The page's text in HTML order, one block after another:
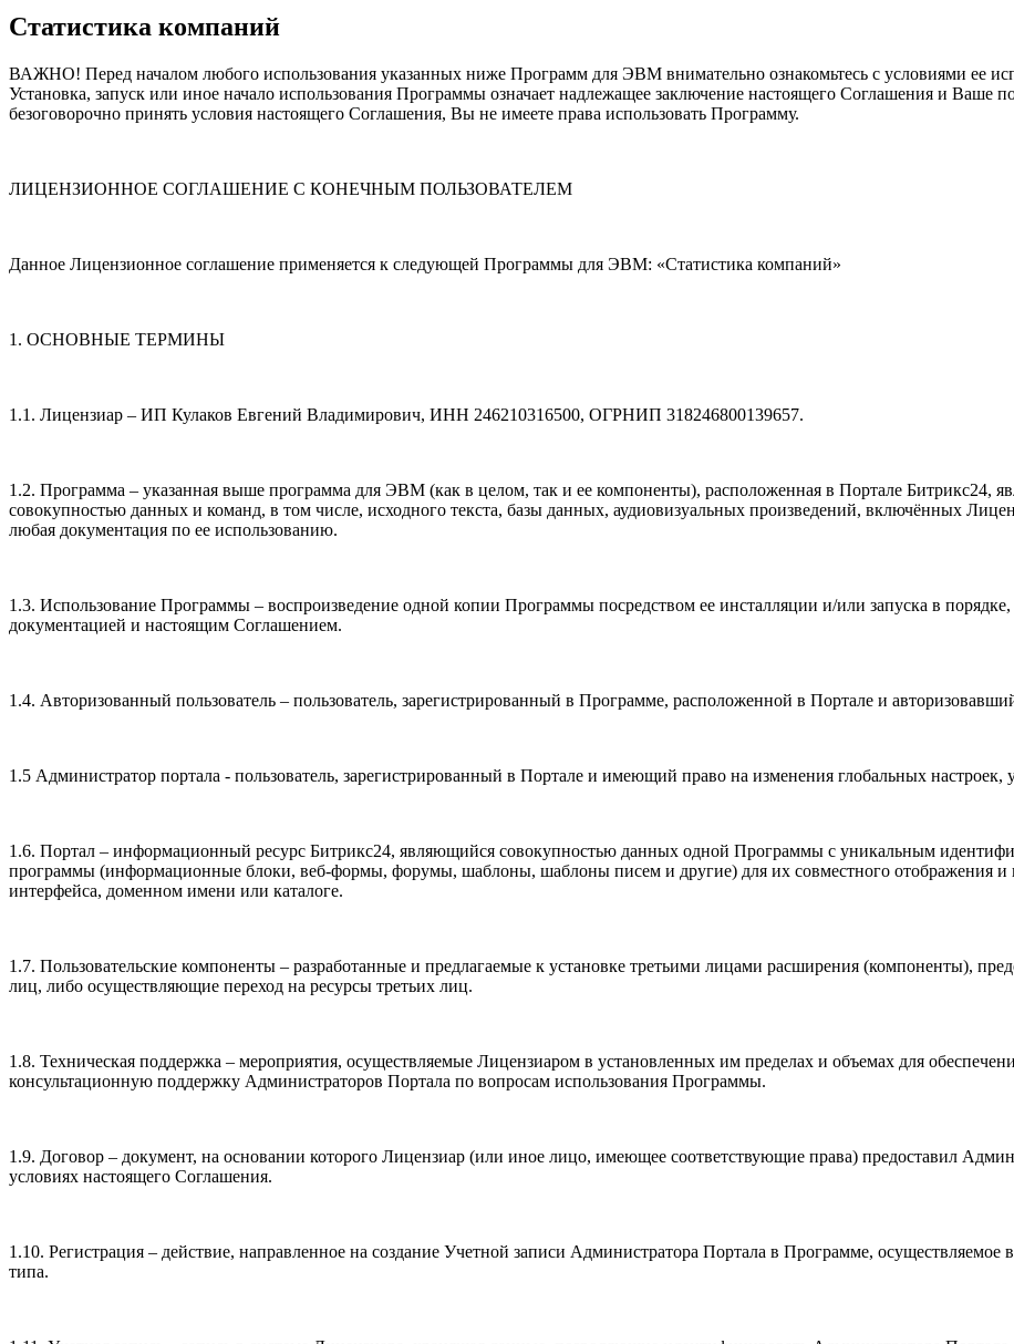
Статистика компаний
ВАЖНО! Перед началом любого использования указанных ниже Программ для ЭВМ внимательно ознакомьтесь с условиями ее
Установка, запуск или иное начало использования Программы означает надлежащее заключение настоящего Соглашения и Ваше
безоговорочно принять условия настоящего Соглашения, Вы не имеете права использовать Программу.
ЛИЦЕНЗИОННОЕ СОГЛАШЕНИЕ С КОНЕЧНЫМ ПОЛЬЗОВАТЕЛЕМ
Данное Лицензионное соглашение применяется к следующей Программы для ЭВМ: «Статистика компаний»
1. ОСНОВНЫЕ ТЕРМИНЫ
1.1. Лицензиар – ИП Кулаков Евгений Владимирович, ИНН 246210316500, ОГРНИП 318246800139657.
1.2. Программа – указанная выше программа для ЭВМ (как в целом, так и ее компоненты), расположенная в Портале Битрикс24,
совокупностью данных и команд, в том числе, исходного текста, базы данных, аудиовизуальных произведений, включённых
любая документация по ее использованию.
1.3. Использование Программы – воспроизведение одной копии Программы посредством ее инсталляции и/или запуска в порядке,
документацией и настоящим Соглашением.
1.4. Авторизованный пользователь – пользователь, зарегистрированный в Программе, расположенной в Портале и
1.5 Администратор портала - пользователь, зарегистрированный в Портале и имеющий право на изменения глобальных настроек,
1.6. Портал – информационный ресурс Битрикс24, являющийся совокупностью данных одной Программы с уникальным
программы (информационные блоки, веб-формы, форумы, шаблоны, шаблоны писем и другие) для их совместного отображения и
интерфейса, доменном имени или каталоге.
1.7. Пользовательские компоненты – разработанные и предлагаемые к установке третьими лицами расширения (компоненты),
лиц, либо осуществляющие переход на ресурсы третьих лиц.
1.8. Техническая поддержка – мероприятия, осуществляемые Лицензиаром в установленных им пределах и объемах для
консультационную поддержку Администраторов Портала по вопросам использования Программы.
1.9. Договор – документ, на основании которого Лицензиар (или иное лицо, имеющее соответствующие права) предоставил
условиях настоящего Соглашения.
1.10. Регистрация – действие, направленное на создание Учетной записи Администратора Портала в Программе,
типа.